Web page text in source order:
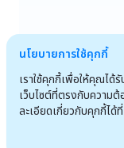
นโยบายการใช้คุกกี้
เราใช้คุกกี้เพื่อให้คุณไ
เว็บไซต์ที่ตรงกับความ
ละเอียดเกี่ยวกับคุกกี้ได้ที่